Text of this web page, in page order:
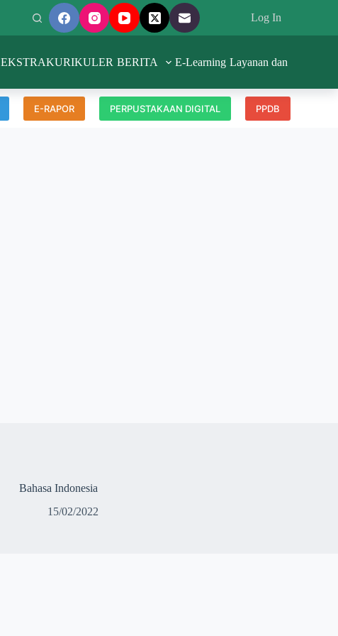
Log In
EKSTRAKURIKULER BERITA E-Learning Layanan dan
E-RAPOR PERPUSTAKAAN DIGITAL PPDB
Bahasa Indonesia
15/02/2022